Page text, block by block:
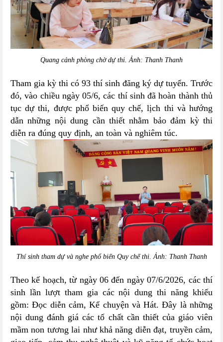
Quang cảnh phòng chờ dự thi. Ảnh: Thanh Thanh
Tham gia kỳ thi có 93 thí sinh đăng ký dự tuyển. Trước
đó, vào chiều ngày 05/6, các thí sinh đã hoàn thành thủ
tục dự thi, được phổ biến quy chế, lịch thi và hướng
dẫn những nội dung cần thiết nhằm bảo đảm kỳ thi
diễn ra đúng quy định, an toàn và nghiêm túc.
Thí sinh tham dự và nghe phổ biến Quy chế thi. Ảnh: Thanh Thanh
Theo kế hoạch, từ ngày 06 đến ngày 07/6/2026, các thí
sinh lần lượt tham gia các nội dung thi năng khiếu
gồm: Đọc diễn cảm, Kể chuyện và Hát. Đây là những
nội dung đánh giá các tố chất cần thiết của giáo viên
mầm non tương lai như khả năng diễn đạt, truyền cảm,